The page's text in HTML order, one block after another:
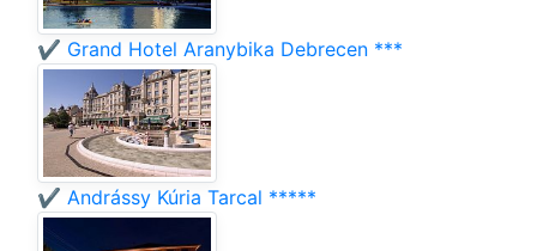
✔️ Grand Hotel Aranybika Debrecen ***
✔️ Andrássy Kúria Tarcal *****